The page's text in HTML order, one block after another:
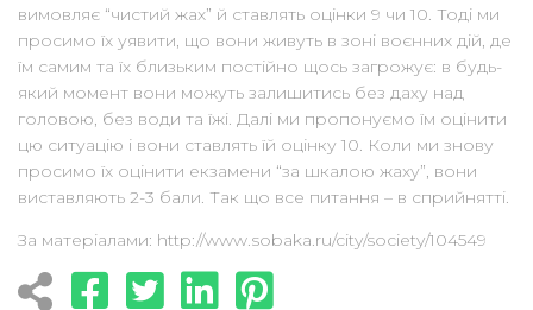
вимовляє “чистий жах” й ставлять оцінки 9 чи 10. Тоді ми
просимо їх уявити, що вони живуть в зоні воєнних дій, де
їм самим та їх близьким постійно щось загрожує: в будь-
який момент вони можуть залишитись без даху над
головою, без води та їжі. Далі ми пропонуємо їм оцінити
цю ситуацію і вони ставлять їй оцінку 10. Коли ми знову
просимо їх оцінити екзамени “за шкалою жаху”, вони
виставляють 2-3 бали. Так що все питання – в сприйнятті.
За матеріалами: http://www.sobaka.ru/city/society/104549